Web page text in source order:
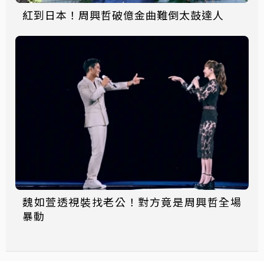
紅到日本！周興哲破億金曲難倒太鼓達人
魏如萱透視裝找老公！對方竟是周興哲全場
暴動